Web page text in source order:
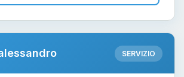
SERVIZIO